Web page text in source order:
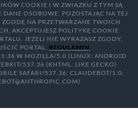
COOKIE I W ZWIĄZKU Z TYM SĄ
DANE OSOBOWE. POZOSTAJĄC NA TEJ
NA PRZETWARZANE TWOICH
AKCEPTUJESZ POLITYKĘ COOKIE
JEŻELI NIE WYRAŻASZ ZGODY,
PORTAL. REGULAMIN
W MOZILLA/5.0 (LINUX; ANDROID
537.36 (KHTML, LIKE GECKO)
SAFARI/537.36; CLAUDEBOT/1.0;